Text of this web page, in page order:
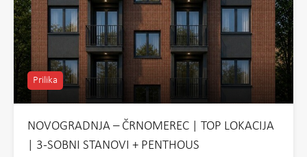
Prilika
NOVOGRADNJA – ČRNOMEREC | TOP LOKACIJA
| 3-SOBNI STANOVI + PENTHOUS